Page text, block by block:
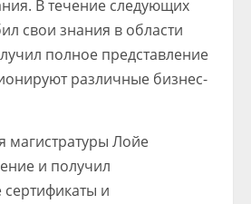
В течение следующих
свои знания в области
полное представление
различные бизнес-
магистратуры Лойе
и получил
и